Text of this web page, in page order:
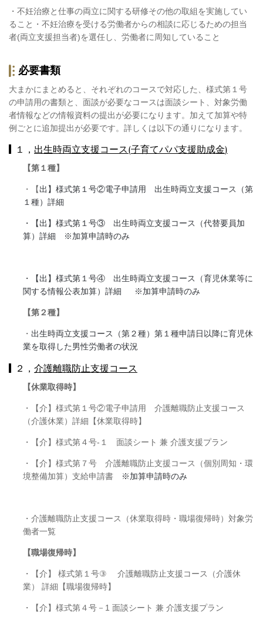
・不妊治療と仕事の両立に関する研修その他の取組を実施してい
ること・不妊治療を受ける労働者からの相談に応じるための担当
者(両立支援担当者)を選任し、労働者に周知していること
必要書類
大まかにまとめると、それぞれのコースで対応した、様式第１号
の申請用の書類と、面談が必要なコースは面談シート、対象労働
者情報などの情報資料の提出が必要になります。加えて加算や特
例ごとに追加提出が必要です。詳しくは以下の通りになります。
１， 出生時両立支援コース(子育てパパ支援助成金)
【第１種】
・【出】様式第１号②電子申請用 出生時両立支援コース（第
１種）詳細
・【出】様式第１号③ 出生時両立支援コース（代替要員加
算）詳細 ※加算申請時のみ
・【出】様式第１号④ 出生時両立支援コース（育児休業等に
関する情報公表加算）詳細
※加算申請時のみ
【第２種】
・ 出生時両立支援コース（第２種）第１種申請日以降に育児休
業を取得した男性労働者の状況
２， 介護離職防止支援コース
【休業取得時】
・【介】様式第１号②電子申請用 介護離職防止支援コース
（介護休業）詳細【休業取得時】
・【介】様式第４号- １ 面談シート 兼 介護支援プラン
・【介】様式第７号 介護離職防止支援コース（個別周知・環
境整備加算）支給申請書
※加算申請時のみ
・介護離職防止支援コース（休業取得時・職場復帰時）対象労
働者一覧
【職場復帰時】
・【介】 様式第１号③ 介護離職防止支援コース（介護休
業） 詳細【職場復帰時】
・【介】様式第４号－ 1 面談シート 兼 介護支援プラン